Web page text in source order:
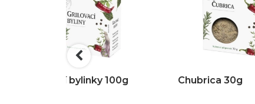
Chubrica 30g